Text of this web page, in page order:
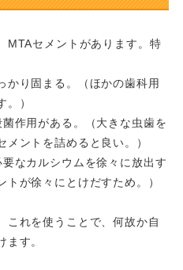
MTAセメントがあります。特
かり固まる。（ほかの歯科用
）
作用がある。（大きな虫歯を
ントを詰めると良い。）
なカルシウムを徐々に放出す
が徐々にとけだすため。）
これを使うことで、何故か自
す。